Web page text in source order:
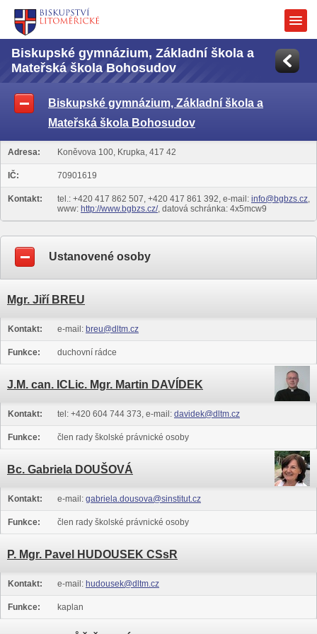
Biskupské gymnázium, Základní škola a
Mateřská škola Bohosudov
Biskupské gymnázium, Základní škola a
Mateřská škola Bohosudov
Adresa: Koněvova 100, Krupka, 417 42
IČ: 70901619
Kontakt: tel.: +420 417 862 507, +420 417 861 392, e-mail: info@bgbzs.cz,
www: http://www.bgbzs.cz/, datová schránka: 4x5mcw9
Ustanovené osoby
Mgr. Jiří BREU
Kontakt: e-mail: breu@dltm.cz
Funkce: duchovní rádce
J.M. can. ICLic. Mgr. Martin DAVÍDEK
Kontakt: tel: +420 604 744 373, e-mail: davidek@dltm.cz
Funkce: člen rady školské právnické osoby
Bc. Gabriela DOUŠOVÁ
Kontakt: e-mail: gabriela.dousova@sinstitut.cz
Funkce: člen rady školské právnické osoby
P. Mgr. Pavel HUDOUSEK CSsR
Kontakt: e-mail: hudousek@dltm.cz
Funkce: kaplan